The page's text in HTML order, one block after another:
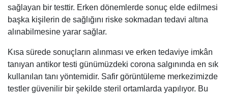
sağlayan bir testtir. Erken dönemlerde sonuç elde edilmesi
başka kişilerin de sağlığını riske sokmadan tedavi altına
alınabilmesine yarar sağlar.
Kısa sürede sonuçların alınması ve erken tedaviye imkân
tanıyan antikor testi günümüzdeki corona salgınında en sık
kullanılan tanı yöntemidir. Safir görüntüleme merkezimizde
testler güvenilir bir şekilde steril ortamlarda yapılıyor. Bu